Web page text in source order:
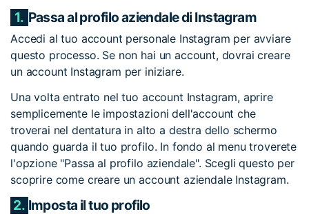
1. Passa al profilo aziendale di Instagram
Accedi al tuo account personale Instagram per avviare
questo processo. Se non hai un account, dovrai creare
un account Instagram per iniziare.
Una volta entrato nel tuo account Instagram, aprire
semplicemente le impostazioni dell'account che
troverai nel dentatura in alto a destra dello schermo
quando guarda il tuo profilo. In fondo al menu troverete
l'opzione "Passa al profilo aziendale". Scegli questo per
scoprire come creare un account aziendale Instagram.
2. Imposta il tuo profilo